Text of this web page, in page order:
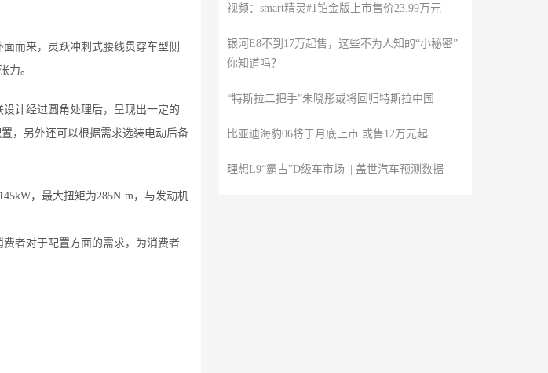
而来，灵跃冲刺式腰线贯穿车型侧
力。
计经过圆角处理后，呈现出一定的
，另外还可以根据需求选装电动后备
，最大扭矩为285N·m，与发动机
者对于配置方面的需求，为消费者
视频：smart精灵#1铂金版上市售价23.99万元
银河E8不到17万起售，这些不为人知的“小秘密”
你知道吗？
“特斯拉二把手”朱晓彤或将回归特斯拉中国
比亚迪海豹06将于月底上市 或售12万元起
理想L9“霸占”D级车市场 | 盖世汽车预测数据